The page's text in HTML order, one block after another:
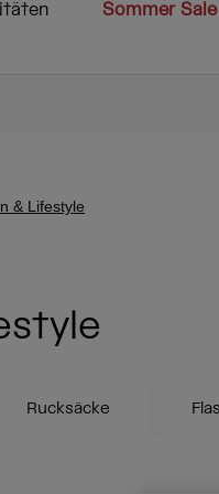
Sommer Sale
& Lifestyle
Rucksäcke